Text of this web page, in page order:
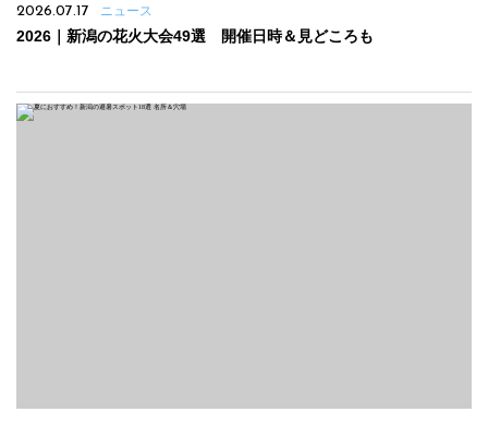
2026.07.17 ニュース
2026｜新潟の花火大会49選 開催日時＆見どころも